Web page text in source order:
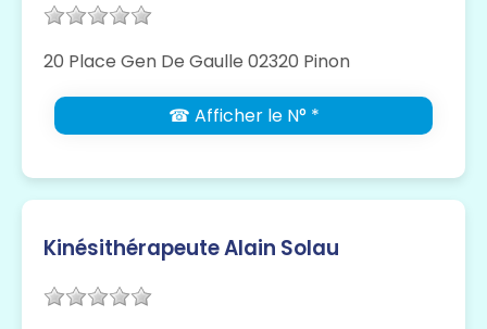
20 Place Gen De Gaulle 02320 Pinon
☎ Afficher le N° *
Kinésithérapeute Alain Solau